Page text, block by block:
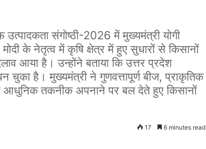
संगोष्ठी-2026 में मुख्यमंत्री योगी
के नेतृत्व में कृषि क्षेत्र में हुए सुधारों से किसानों
आया है। उन्होंने बताया कि उत्तर प्रदेश
चुका है। मुख्यमंत्री ने गुणवत्तापूर्ण बीज, प्राकृतिक
आधुनिक तकनीक अपनाने पर बल देते हुए किसानों
17 6 minutes read